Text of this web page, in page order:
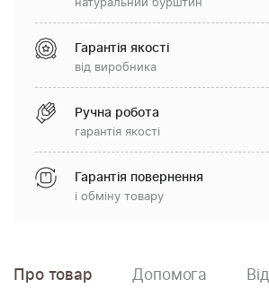
натуральний бурштин
Гарантія якості
від виробника
Ручна робота
гарантія якості
Гарантія повернення
і обміну товару
Про товар Допомога